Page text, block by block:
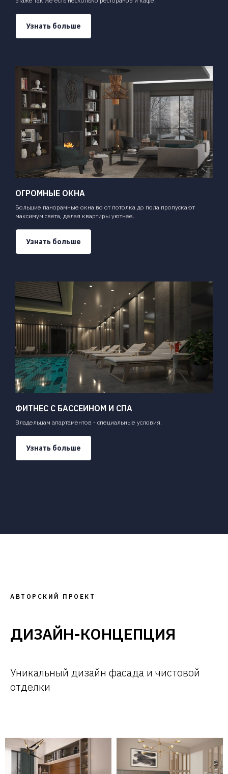
Узнать больше
ОГРОМНЫЕ ОКНА
Большие панорамные окна во от потолка до пола пропускают
максимум света, делая квартиры уютнее.
Узнать больше
ФИТНЕС С БАССЕИНОМ И СПА
Владельцам апартаментов - специальные условия.
Узнать больше
АВТОРСКИЙ ПРОЕКТ
ДИЗАЙН-КОНЦЕПЦИЯ
Уникальный дизайн фасада и чистовой
отделки